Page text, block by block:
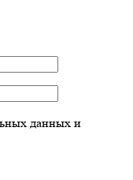
данных и